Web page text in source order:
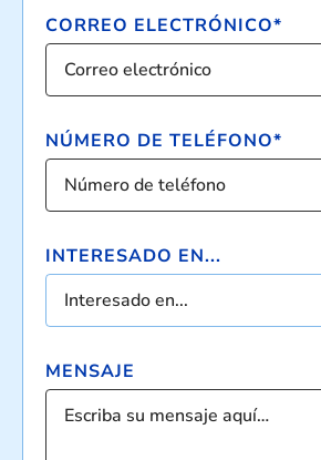
CORREO ELECTRÓNICO*
NÚMERO DE TELÉFONO*
INTERESADO EN...
Interesado en...
MENSAJE